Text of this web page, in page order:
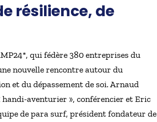
résilience, de
qui fédère 380 entreprises du
nouvelle rencontre autour du
et du dépassement de soi. Arnaud
aventurier », conférencier et Eric
de para surf, président fondateur de